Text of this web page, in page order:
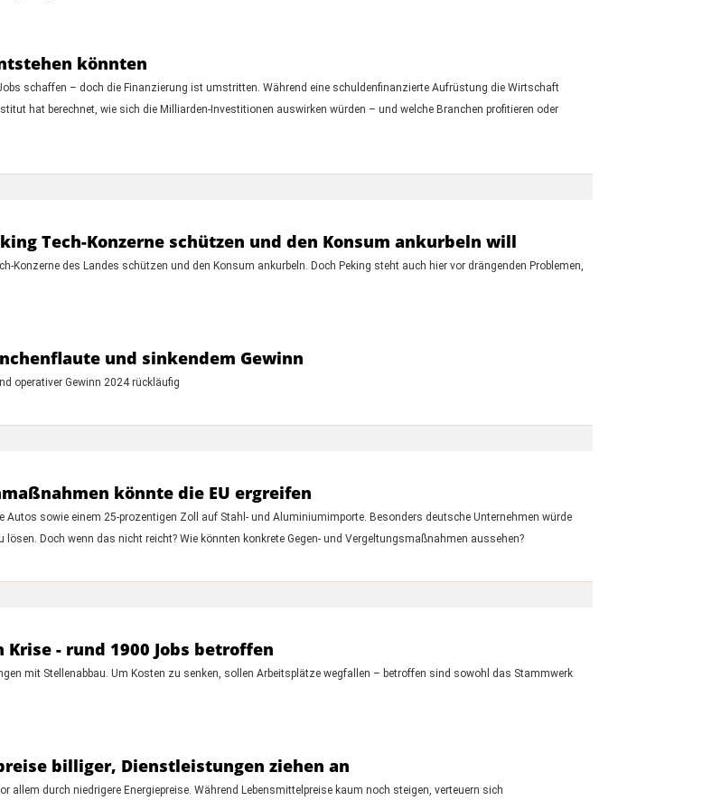
könnten
schaffen – doch die Finanzierung ist umstritten. Während eine schuldenfinanzierte Aufrüstung die Wirtschaft
hat berechnet, wie sich die Milliarden-Investitionen auswirken würden – und welche Branchen profitieren oder
Tech-Konzerne schützen und den Konsum ankurbeln will
des Landes schützen und den Konsum ankurbeln. Doch Peking steht auch hier vor drängenden Problemen,
und sinkendem Gewinn
operativer Gewinn 2024 rückläufig
könnte die EU ergreifen
sowie einem 25-prozentigen Zoll auf Stahl- und Aluminiumimporte. Besonders deutsche Unternehmen würde
Doch wenn das nicht reicht? Wie könnten konkrete Gegen- und Vergeltungsmaßnahmen aussehen?
- rund 1900 Jobs betroffen
mit Stellenabbau. Um Kosten zu senken, sollen Arbeitsplätze wegfallen – betroffen sind sowohl das Stammwerk
billiger, Dienstleistungen ziehen an
durch niedrigere Energiepreise. Während Lebensmittelpreise kaum noch steigen, verteuern sich